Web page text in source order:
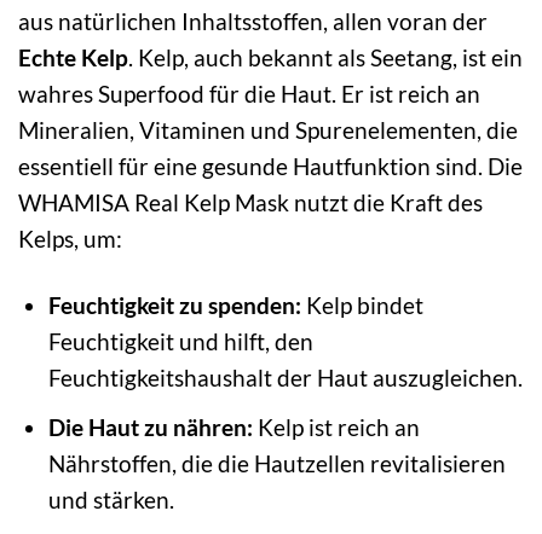
aus natürlichen Inhaltsstoffen, allen voran der
Echte Kelp. Kelp, auch bekannt als Seetang, ist ein
wahres Superfood für die Haut. Er ist reich an
Mineralien, Vitaminen und Spurenelementen, die
essentiell für eine gesunde Hautfunktion sind. Die
WHAMISA Real Kelp Mask nutzt die Kraft des
Kelps, um:
Feuchtigkeit zu spenden: Kelp bindet
Feuchtigkeit und hilft, den
Feuchtigkeitshaushalt der Haut auszugleichen.
Die Haut zu nähren: Kelp ist reich an
Nährstoffen, die die Hautzellen revitalisieren
und stärken.